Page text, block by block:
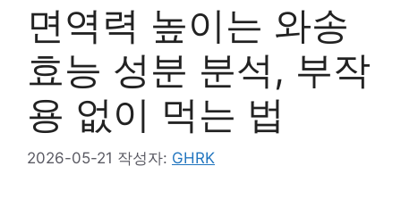
면역력 높이는 와송
효능 성분 분석, 부작
용 없이 먹는 법
2026-05-21 작성자: GHRK